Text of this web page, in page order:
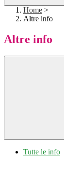
Home >
Altre info
Altre info
Tutte le info